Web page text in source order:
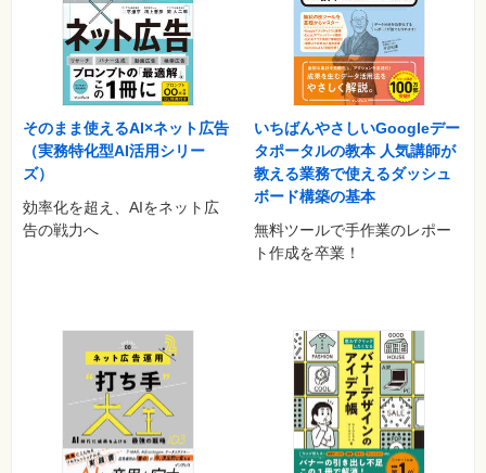
Lesson 20 キーワードを組み合わせてグループ分けをしましょう
Lesson 21 キーワードにマッチタイプを指定しましょう
Lesson 22 除外キーワードを指定しましょう
◆Chapter 4 出稿に必要な要素を理解して準備をしよう
Lesson 23 アカウントがどのようにできているのか知りましょう
Lesson 24 広告文の書き方の基本を知りましょう
Lesson 25 ユーザーの気持ちに応える広告文を作りましょう
Lesson 26 広告をクリックして表示されるページを設定しましょ
う
Lesson 27 3点セットを合わせて広告グループを作りましょう
Lesson 31 キャンペーンの準備をしましょう
◆Chapter 5 アカウントの構造を理解して出稿しよう
Lesson 32 リスティング広告を出稿しましょう
Lesson 33 支払い情報を設定して管理画面を確認してみましょう
Lesson 34 コンバージョンタグを確認しましょう
そのまま使えるAI×ネット広告
（実務特化型AI活用シリー
ズ）
効率化を超え、AIをネット広
告の戦力へ
いちばんやさしいGoogleデー
タポータルの教本 人気講師が
教える業務で使えるダッシュ
ボード構築の基本
無料ツールで手作業のレポー
ト作成を卒業！